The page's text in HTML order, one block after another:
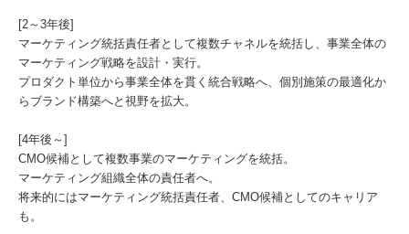
[2～3年後]
マーケティング統括責任者として複数チャネルを統括し、事業全体の
マーケティング戦略を設計・実行。
プロダクト単位から事業全体を貫く統合戦略へ、個別施策の最適化か
らブランド構築へと視野を拡大。
[4年後～]
CMO候補として複数事業のマーケティングを統括。
マーケティング組織全体の責任者へ。
将来的にはマーケティング統括責任者、CMO候補としてのキャリア
も。